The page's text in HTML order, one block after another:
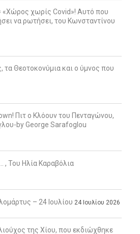
«Χώρος χωρίς Covid»! Αυτό που
να ρωτήσει, του Κωνσταντίνου
τα Θεοτοκονύμια και ο ύμνος που
Πιτ ο Κλόουν του Πενταγώνου,
by George Sarafoglou
, Του Ηλία Καραβόλια
– 24 Ιουλίου 24 Ιουλίου 2026
της Χίου, που εκδιώχθηκε